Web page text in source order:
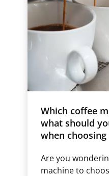
Which coffee
what should
when choosing
Are you
machine to